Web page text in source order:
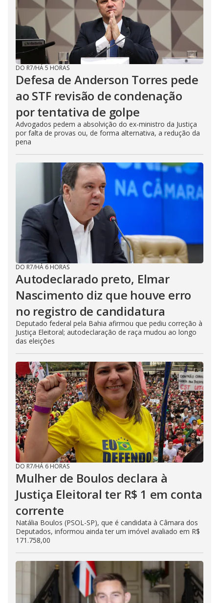
DO R7/HÁ 5 HORAS
Defesa de Anderson Torres pede
ao STF revisão de condenação
por tentativa de golpe
Advogados pedem a absolvição do ex-ministro da Justiça
por falta de provas ou, de forma alternativa, a redução da
pena
DO R7/HÁ 6 HORAS
Autodeclarado preto, Elmar
Nascimento diz que houve erro
no registro de candidatura
Deputado federal pela Bahia afirmou que pediu correção à
Justiça Eleitoral; autodeclaração de raça mudou ao longo
das eleições
DO R7/HÁ 6 HORAS
Mulher de Boulos declara à
Justiça Eleitoral ter R$ 1 em conta
corrente
Natália Boulos (PSOL-SP), que é candidata à Câmara dos
Deputados, informou ainda ter um imóvel avaliado em R$
171.758,00